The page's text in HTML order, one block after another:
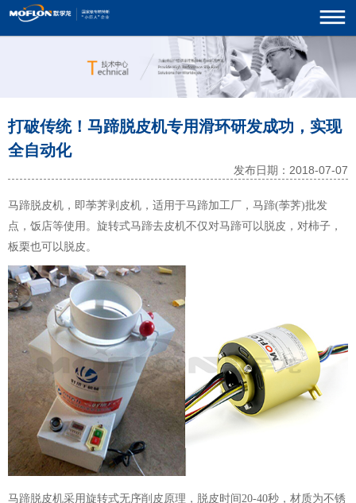
打破传统！马蹄脱皮机专用滑环研发成功，实现
全自动化
发布日期：2018-07-07
马蹄脱皮机，即荸荠剥皮机，适用于马蹄加工厂，马蹄(荸荠)批发
点，饭店等使用。旋转式马蹄去皮机不仅对马蹄可以脱皮，对柿子，
板栗也可以脱皮。
马蹄脱皮机采用旋转式无序削皮原理，脱皮时间20-40秒，材质为不锈